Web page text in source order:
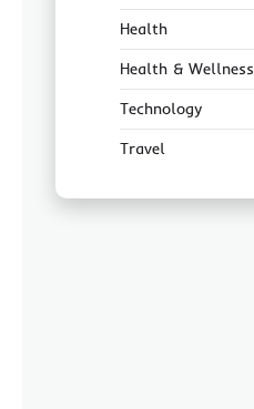
Health
Health & Wellness
Technology
Travel